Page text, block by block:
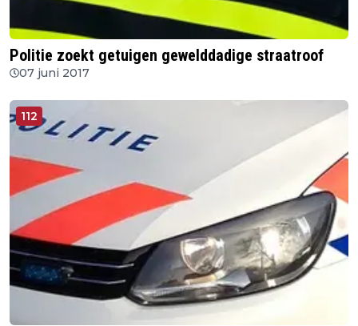
Politie zoekt getuigen gewelddadige straatroof
07 juni 2017
112